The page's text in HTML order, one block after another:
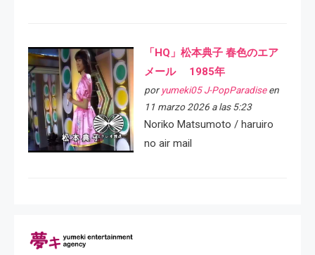
「HQ」松本典子 春色のエア
メール 1985年
por yumeki05 J-PopParadiseen
11 marzo 2026 a las 5:23
Noriko Matsumoto / haruiro
no air mail